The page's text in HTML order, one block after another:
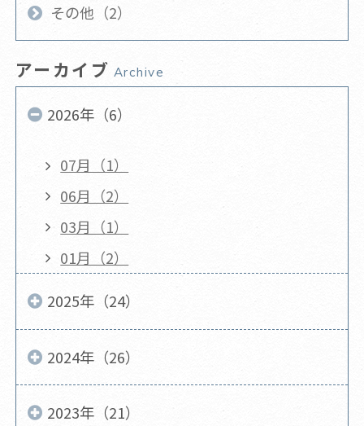
その他（2）
アーカイブ Archive
2026年（6）
07月（1）
06月（2）
03月（1）
01月（2）
2025年（24）
2024年（26）
2023年（21）